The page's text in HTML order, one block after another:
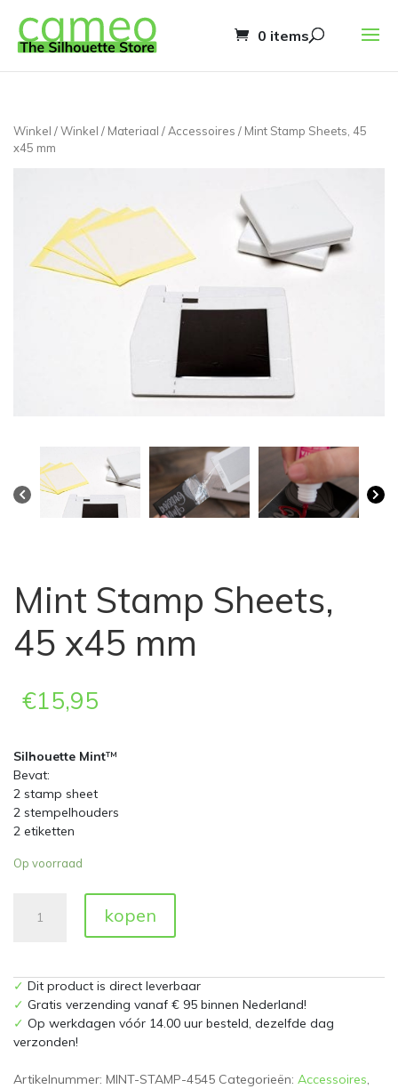
0 items
Winkel /Winkel / Materiaal / Accessoires / Mint Stamp Sheets, 45
x45 mm
Mint Stamp Sheets,
45 x45 mm
€15,95
Silhouette Mint™
Bevat:
2 stamp sheet
2 stempelhouders
2 etiketten
Op voorraad
Stamp
x45
mm
aantal
kopen
✓ Dit product is direct leverbaar
✓ Gratis verzending vanaf € 95 binnen Nederland!
✓ Op werkdagen vóór 14.00 uur besteld, dezelfde dag
verzonden!
Artikelnummer: MINT-STAMP-4545 Categorieën: Accessoires,